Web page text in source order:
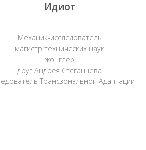
Идиот
Механик-исследователь
магистр технических наук
жонглер
друг Андрея Стеганцева
Трансзональной Адаптации